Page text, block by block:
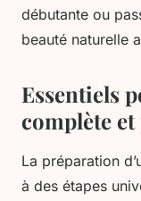
débutante ou
beauté naturelle
Essentiels
complète
La préparation
à des étapes